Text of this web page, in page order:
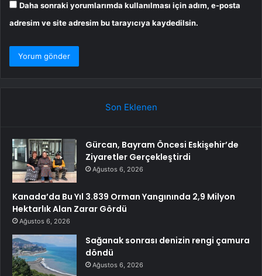
Daha sonraki yorumlarımda kullanılması için adım, e-posta
adresim ve site adresim bu tarayıcıya kaydedilsin.
Son Eklenen
Gürcan, Bayram Öncesi Eskişehir’de
Ziyaretler Gerçekleştirdi
Ağustos 6, 2026
Kanada’da Bu Yıl 3.839 Orman Yangınında 2,9 Milyon
Hektarlık Alan Zarar Gördü
Ağustos 6, 2026
Sağanak sonrası denizin rengi çamura
döndü
Ağustos 6, 2026